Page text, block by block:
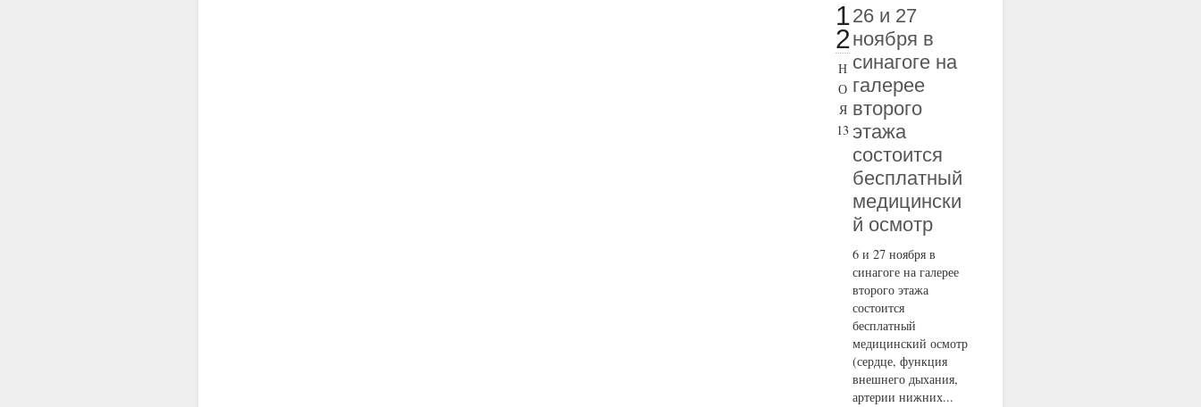
1
2
Н
О
Я
13
26 и 27
ноября в
синагоге на
галерее
второго
этажа
состоится
бесплатный
медицински
й осмотр
6 и 27 ноября в
синагоге на галерее
второго этажа
состоится
бесплатный
медицинский осмотр
(сердце, функция
внешнего дыхания,
артерии нижних...